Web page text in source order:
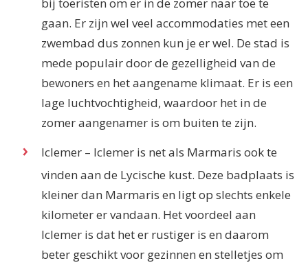
gaan. Er zijn wel veel accommodaties met een
zwembad dus zonnen kun je er wel. De stad is
mede populair door de gezelligheid van de
bewoners en het aangename klimaat. Er is een
lage luchtvochtigheid, waardoor het in de
zomer aangenamer is om buiten te zijn.
Iclemer – Iclemer is net als Marmaris ook te
vinden aan de Lycische kust. Deze badplaats is
kleiner dan Marmaris en ligt op slechts enkele
kilometer er vandaan. Het voordeel aan
Iclemer is dat het er rustiger is en daarom
beter geschikt voor gezinnen en stelletjes om